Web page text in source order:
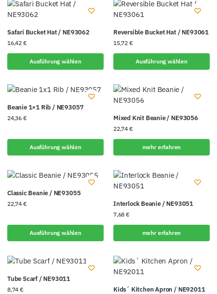
Safari Bucket Hat / NE93062
16,42 €
Ausführung wählen
Reversible Bucket Hat / NE93061
15,72 €
Ausführung wählen
Beanie 1×1 Rib / NE93057
24,36 €
Ausführung wählen
Mixed Knit Beanie / NE93056
22,74 €
mehr erfahren
Classic Beanie / NE93055
22,74 €
Ausführung wählen
Interlock Beanie / NE93051
7,68€
mehr erfahren
Tube Scarf / NE93011
8,74€ Kids´ Kitchen Apron / NE92011